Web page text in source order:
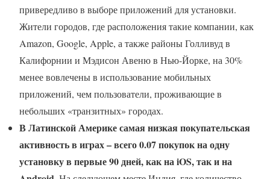
привередливо в выборе приложений для установки.
Жители городов, где расположения такие компании, как
Amazon, Google, Apple, а также районы Голливуд в
Калифорнии и Мэдисон Авеню в Нью-Йорке, на 30%
менее вовлечены в использование мобильных
приложений, чем пользователи, проживающие в
небольших «транзитных» городах.
В Латинской Америке самая низкая покупательская
активность в играх – всего 0.07 покупок на одну
установку в первые 90 дней, как на iOS, так и на